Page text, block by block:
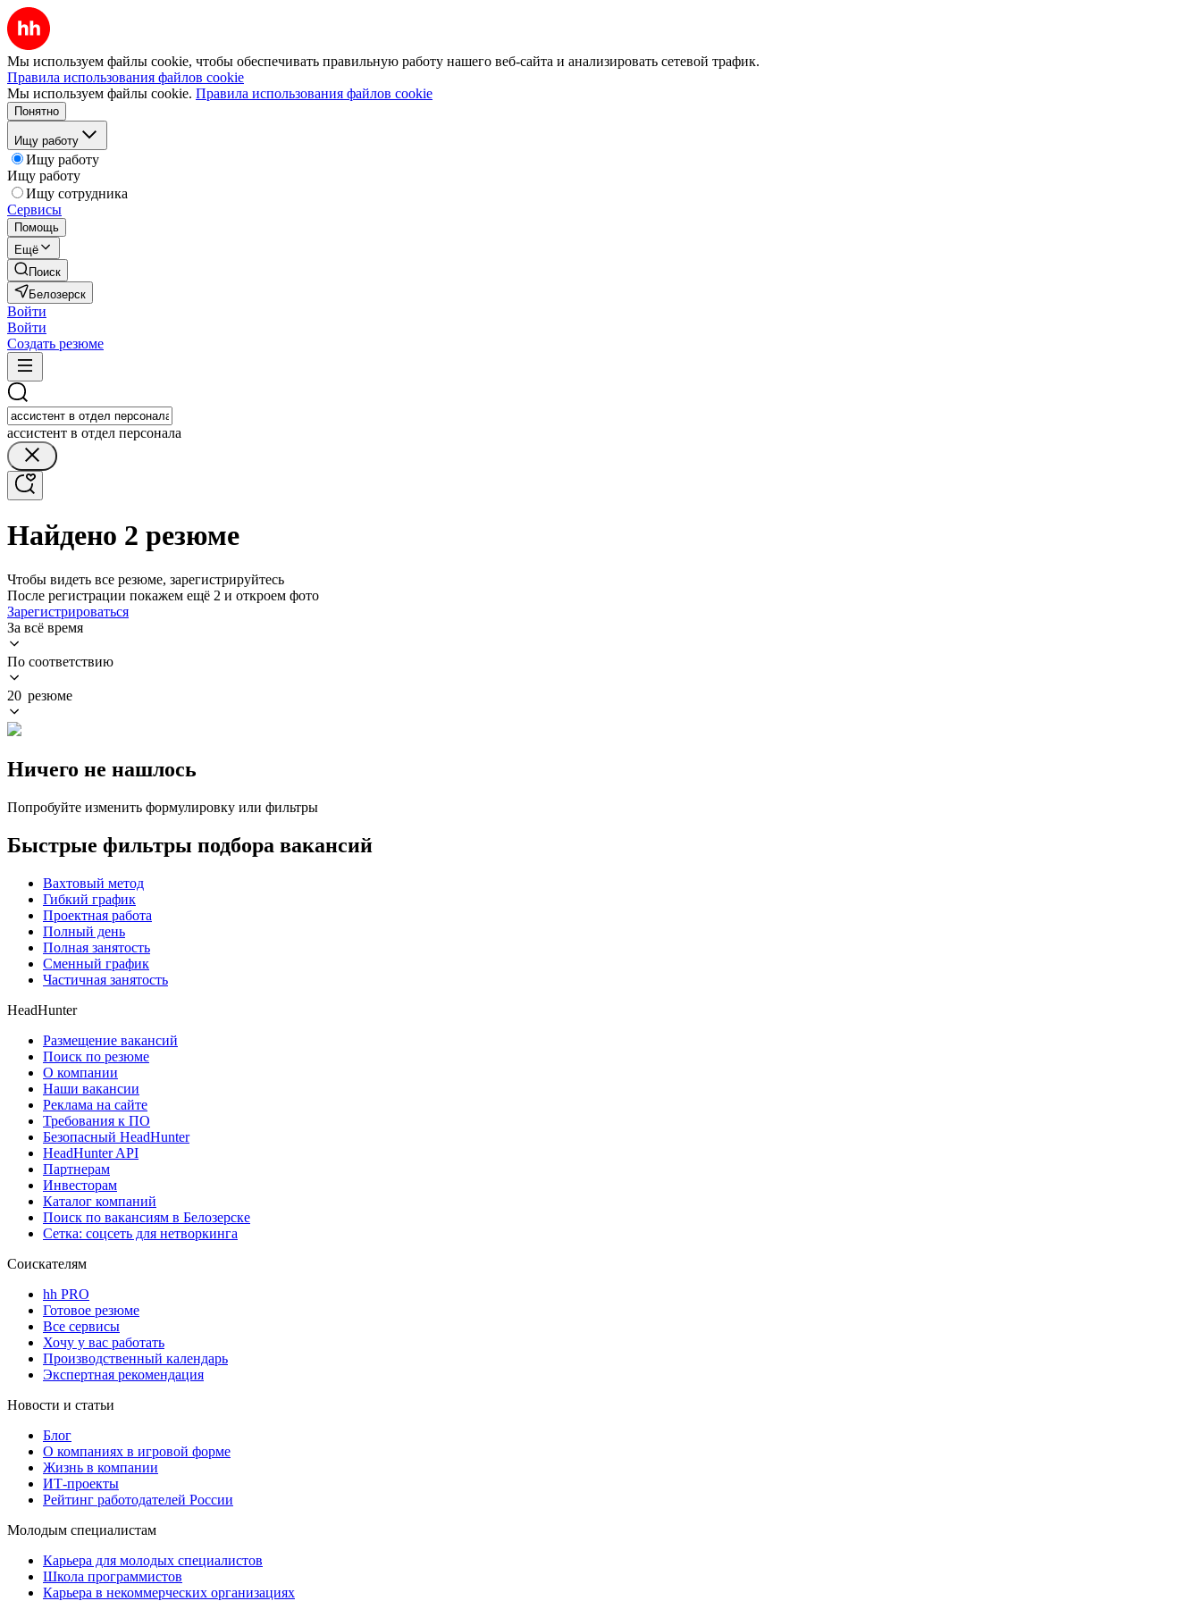
Мы используем файлы cookie, чтобы обеспечивать правильную работу нашего веб-сайта и анализировать сетевой трафик.
Правила использования файлов cookie
Мы используем файлы cookie. Правила использования файлов cookie
Понятно
Ищу работу
Ищу работу
Ищу работу
Ищу сотрудника
Сервисы
Помощь
Ещё
Поиск
Белозерск
Войти
Войти
Создать резюме
ассистент в отдел персонала
Найдено 2 резюме
Чтобы видеть все резюме, зарегистрируйтесь
После регистрации покажем ещё 2 и откроем фото
Зарегистрироваться
За всё время
По соответствию
20 резюме
Ничего не нашлось
Попробуйте изменить формулировку или фильтры
Быстрые фильтры подбора вакансий
Вахтовый метод
Гибкий график
Проектная работа
Полный день
Полная занятость
Сменный график
Частичная занятость
HeadHunter
Размещение вакансий
Поиск по резюме
О компании
Наши вакансии
Реклама на сайте
Требования к ПО
Безопасный HeadHunter
HeadHunter API
Партнерам
Инвесторам
Каталог компаний
Поиск по вакансиям в Белозерске
Сетка: соцсеть для нетворкинга
Соискателям
hh PRO
Готовое резюме
Все сервисы
Хочу у вас работать
Производственный календарь
Экспертная рекомендация
Новости и статьи
Блог
О компаниях в игровой форме
Жизнь в компании
ИТ-проекты
Рейтинг работодателей России
Молодым специалистам
Карьера для молодых специалистов
Школа программистов
Карьера в некоммерческих организациях